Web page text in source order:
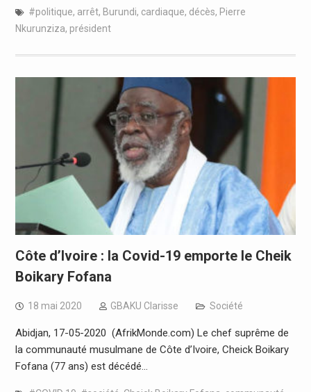
#politique, arrêt, Burundi, cardiaque, décès, Pierre
Nkurunziza, président
Côte d’Ivoire : la Covid-19 emporte le Cheik
Boikary Fofana
18 mai 2020 GBAKU Clarisse Société
Abidjan, 17-05-2020 (AfrikMonde.com) Le chef suprême de
la communauté musulmane de Côte d’Ivoire, Cheick Boikary
Fofana (77 ans) est décédé…